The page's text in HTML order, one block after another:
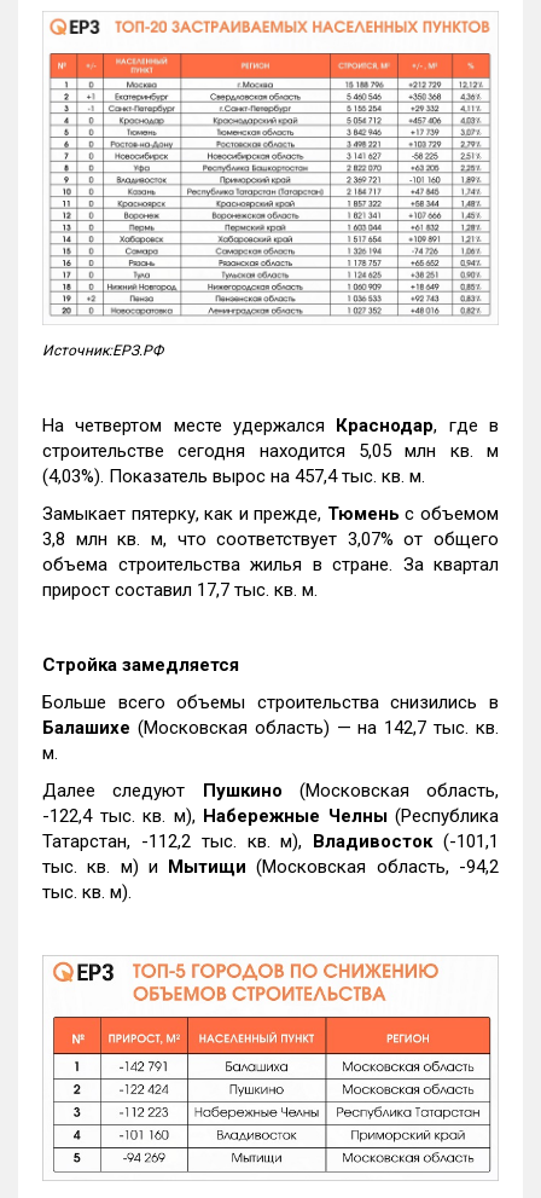
Источник:ЕРЗ.РФ
На четвертом месте удержался Краснодар, где в
строительстве сегодня находится 5,05 млн кв. м
(4,03%). Показатель вырос на 457,4 тыс. кв. м.
Замыкает пятерку, как и прежде, Тюмень с объемом
3,8 млн кв. м, что соответствует 3,07% от общего
объема строительства жилья в стране. За квартал
прирост составил 17,7 тыс. кв. м.
Стройка замедляется
Больше всего объемы строительства снизились в
Балашихе (Московская область) — на 142,7 тыс. кв.
м.
Далее следуют Пушкино (Московская область,
-122,4 тыс. кв. м), Набережные Челны(Республика
Татарстан, -112,2 тыс. кв. м), Владивосток(-101,1
тыс. кв. м) и Мытищи (Московская область, -94,2
тыс. кв. м).